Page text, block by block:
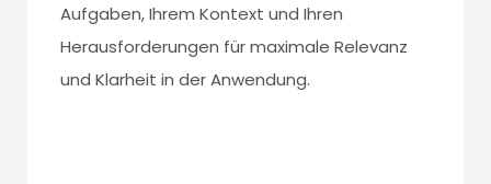
Aufgaben, Ihrem Kontext und Ihren
Herausforderungen für maximale Relevanz
und Klarheit in der Anwendung.